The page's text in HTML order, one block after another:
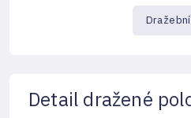
Detail dražené